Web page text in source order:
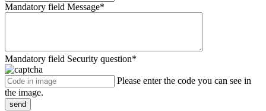
Mandatory field Message*
Mandatory field Security question*
Please enter the code you can see in
the image.
send